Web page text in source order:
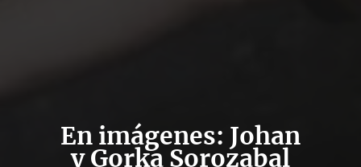
En imágenes: Johan
y Gorka Sorozabal